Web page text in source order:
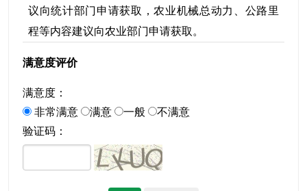
议向统计部门申请获取，农业机械总动力、公路里
程等内容建议向农业部门申请获取。
满意度评价
满意度：
非常满意
满意 一般
不满意
验证码：